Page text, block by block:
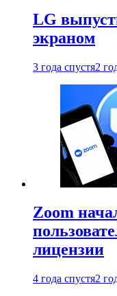
LG
экраном
3 года спустя2
Zoom
лицензии
4 года спустя2